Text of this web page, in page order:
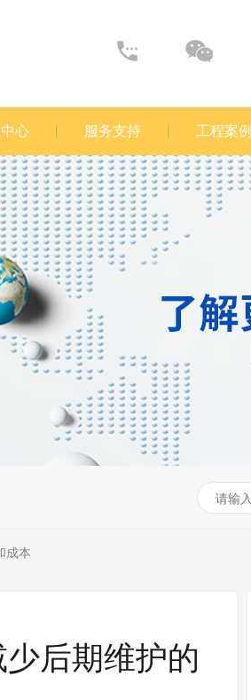
心 服务支持 工程案例
成本
后期维护的